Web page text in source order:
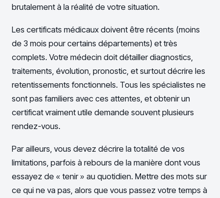
brutalement à la réalité de votre situation.
Les certificats médicaux doivent être récents (moins
de 3 mois pour certains départements) et très
complets. Votre médecin doit détailler diagnostics,
traitements, évolution, pronostic, et surtout décrire les
retentissements fonctionnels. Tous les spécialistes ne
sont pas familiers avec ces attentes, et obtenir un
certificat vraiment utile demande souvent plusieurs
rendez-vous.
Par ailleurs, vous devez décrire la totalité de vos
limitations, parfois à rebours de la manière dont vous
essayez de « tenir » au quotidien. Mettre des mots sur
ce qui ne va pas, alors que vous passez votre temps à